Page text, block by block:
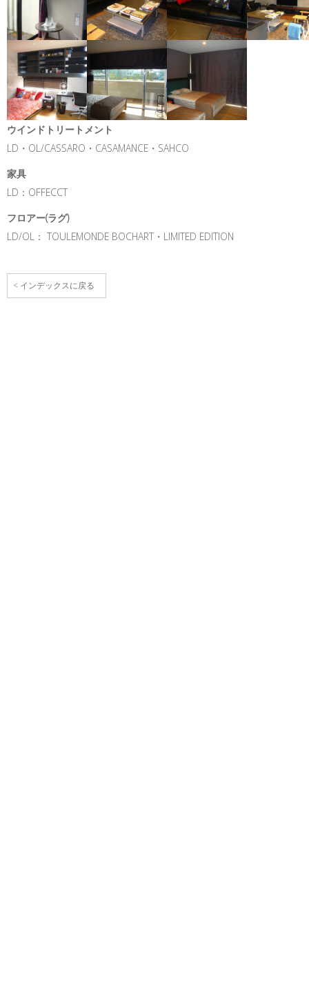
ウインドトリートメント
LD・OL/CASSARO・CASAMANCE・SAHCO
家具
LD：OFFECCT
フロアー(ラグ)
LD/OL： TOULEMONDE BOCHART・LIMITED EDITION
< インデックスに戻る